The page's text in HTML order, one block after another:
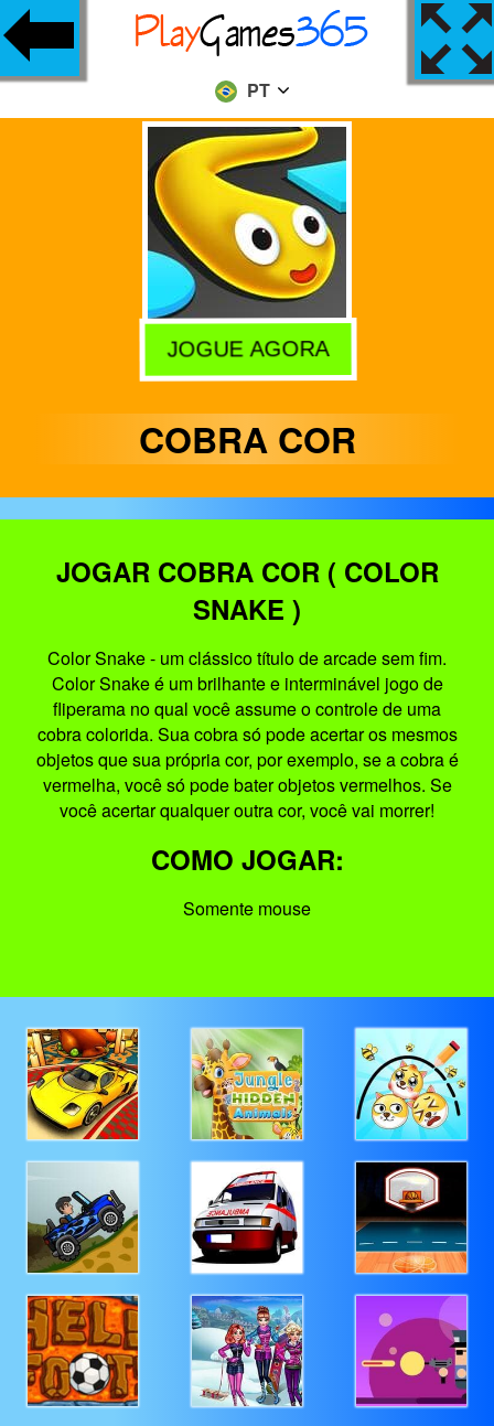
PT
JOGUE AGORA
COBRA COR
JOGAR COBRA COR ( COLOR
SNAKE )
Color Snake - um clássico título de arcade sem fim.
Color Snake é um brilhante e interminável jogo de
fliperama no qual você assume o controle de uma
cobra colorida. Sua cobra só pode acertar os mesmos
objetos que sua própria cor, por exemplo, se a cobra é
vermelha, você só pode bater objetos vermelhos. Se
você acertar qualquer outra cor, você vai morrer!
COMO JOGAR:
Somente mouse